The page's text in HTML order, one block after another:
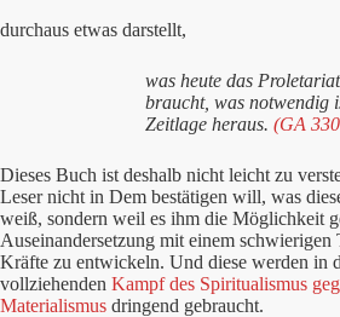
durchaus etwas darstellt,
was heute das
braucht, was notwendig
Zeitlage heraus. (GA
Dieses Buch ist deshalb nicht leicht zu
Leser nicht in Dem bestätigen will, was
weiß, sondern weil es ihm die Möglichkeit
Auseinandersetzung mit einem schwierigen
Kräfte zu entwickeln. Und diese werden in
vollziehenden Kampf des Spiritualismus
Materialismus dringend gebraucht.